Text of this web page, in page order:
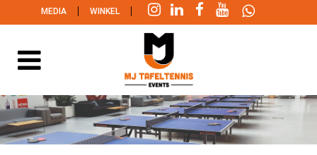
MEDIA | WINKEL |